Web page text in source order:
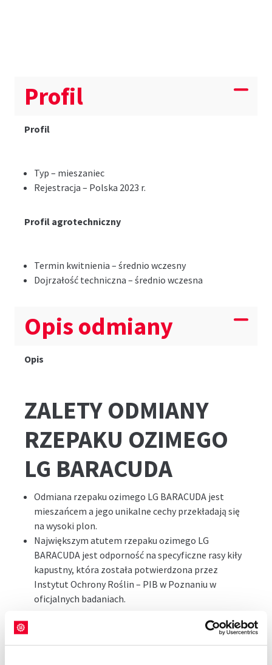
Profil
Profil
Typ – mieszaniec
Rejestracja – Polska 2023 r.
Profil agrotechniczny
Termin kwitnienia – średnio wczesny
Dojrzałość techniczna – średnio wczesna
Opis odmiany
Opis
ZALETY ODMIANY
RZEPAKU OZIMEGO
LG BARACUDA
Odmiana rzepaku ozimego LG BARACUDA jest
mieszańcem a jego unikalne cechy przekładają się
na wysoki plon.
Największym atutem rzepaku ozimego LG
BARACUDA jest odporność na specyficzne rasy kiły
kapustny, która została potwierdzona przez
Instytut Ochrony Roślin – PIB w Poznaniu w
oficjalnych badaniach.
TERMIN WYSIEWU I